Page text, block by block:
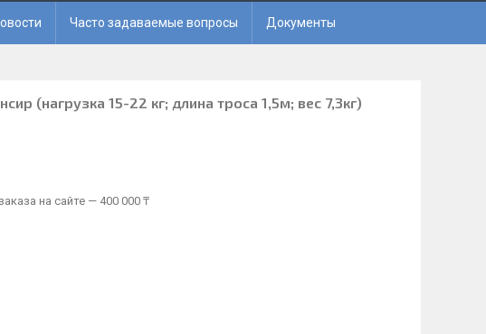
Часто задаваемые вопросы Документы
(нагрузка 15-22 кг; длина троса 1,5м; вес 7,3кг)
на сайте — 400 000 ₸